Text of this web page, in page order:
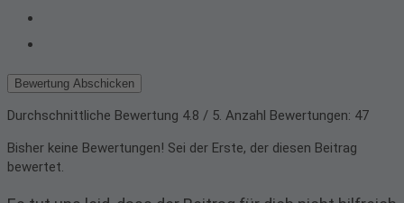
Bewertung Abschicken
Durchschnittliche Bewertung 4.8 / 5. Anzahl Bewertungen: 47
Bisher keine Bewertungen! Sei der Erste, der diesen Beitrag
bewertet.